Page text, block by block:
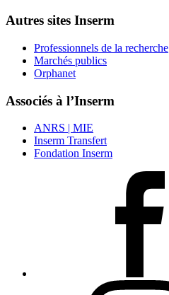
Autres sites Inserm
Professionnels de la recherche
Marchés publics
Orphanet
Associés à l’Inserm
ANRS | MIE
Inserm Transfert
Fondation Inserm